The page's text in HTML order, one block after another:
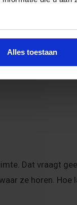
Alles toestaan
die collega
maar wel
Dat vraagt
ze horen. Hoe